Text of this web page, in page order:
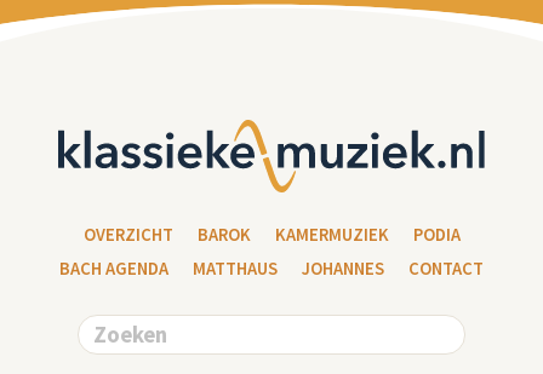
OVERZICHT BAROK KAMERMUZIEK
PODIA
BACH AGENDA
MATTHAUS JOHANNES CONTACT